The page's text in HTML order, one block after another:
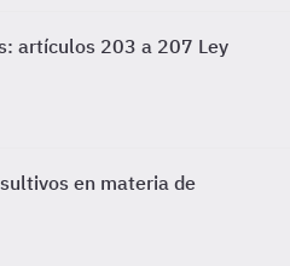
artículos 203 a 207 Ley
en materia de